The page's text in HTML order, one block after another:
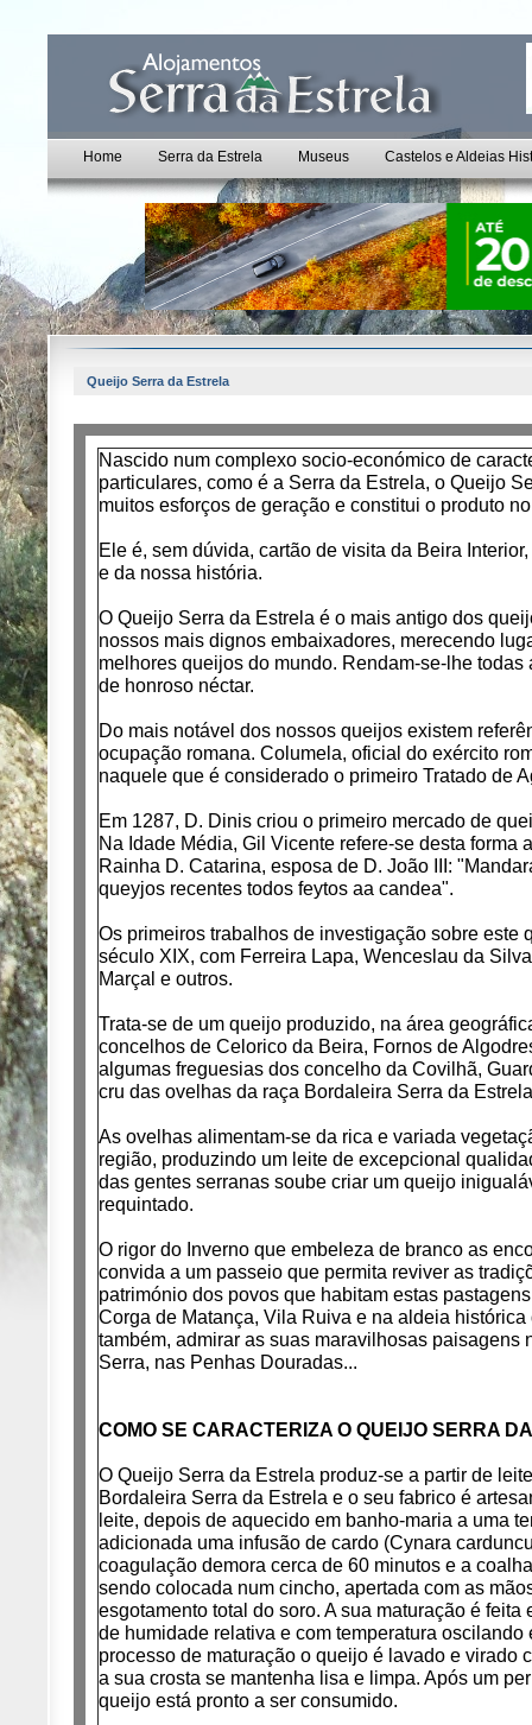
Home Serra da Estrela Museus Castelos e Aldeias
Queijo Serra da Estrela
Nascido num complexo socio-económico de
particulares, como é a Serra da Estrela, o Queijo
muitos esforços de geração e constitui o produto
Ele é, sem dúvida, cartão de visita da Beira
e da nossa história.
O Queijo Serra da Estrela é o mais antigo dos
nossos mais dignos embaixadores, merecendo
melhores queijos do mundo. Rendam-se-lhe
de honroso néctar.
Do mais notável dos nossos queijos existem
ocupação romana. Columela, oficial do exército
naquele que é considerado o primeiro Tratado de
Em 1287, D. Dinis criou o primeiro mercado de
Na Idade Média, Gil Vicente refere-se desta forma
Rainha D. Catarina, esposa de D. João III:
queyjos recentes todos feytos aa candea".
Os primeiros trabalhos de investigação sobre este
século XIX, com Ferreira Lapa, Wenceslau da
Marçal e outros.
Trata-se de um queijo produzido, na área
concelhos de Celorico da Beira, Fornos de
algumas freguesias dos concelho da Covilhã,
cru das ovelhas da raça Bordaleira Serra da
As ovelhas alimentam-se da rica e variada
região, produzindo um leite de excepcional
das gentes serranas soube criar um queijo
requintado.
O rigor do Inverno que embeleza de branco as
convida a um passeio que permita reviver as
património dos povos que habitam estas
Corga de Matança, Vila Ruiva e na aldeia
também, admirar as suas maravilhosas paisagens
Serra, nas Penhas Douradas...
COMO SE CARACTERIZA O QUEIJO SERRA
O Queijo Serra da Estrela produz-se a partir de
Bordaleira Serra da Estrela e o seu fabrico é
leite, depois de aquecido em banho-maria a uma
adicionada uma infusão de cardo (Cynara
coagulação demora cerca de 60 minutos e a
sendo colocada num cincho, apertada com as
esgotamento total do soro. A sua maturação é feita
de humidade relativa e com temperatura oscilando
processo de maturação o queijo é lavado e virado
a sua crosta se mantenha lisa e limpa. Após um
queijo está pronto a ser consumido.